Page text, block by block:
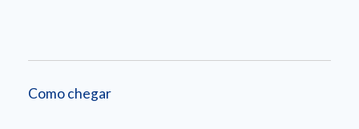
Como chegar